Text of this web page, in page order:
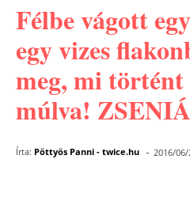
Félbe vágott
egy vizes
meg, mi történt
múlva!
Írta: Pöttyös Panni - twice.hu - 2016/06/